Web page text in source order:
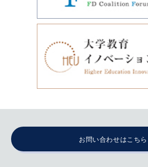
お問い合わせはこちら